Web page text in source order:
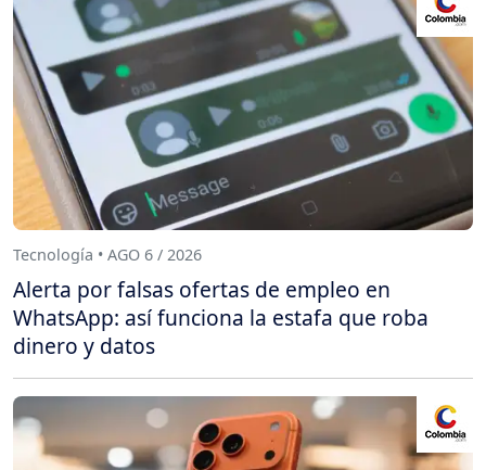
Tecnología • AGO 6 / 2026
Alerta por falsas ofertas de empleo en
WhatsApp: así funciona la estafa que roba
dinero y datos